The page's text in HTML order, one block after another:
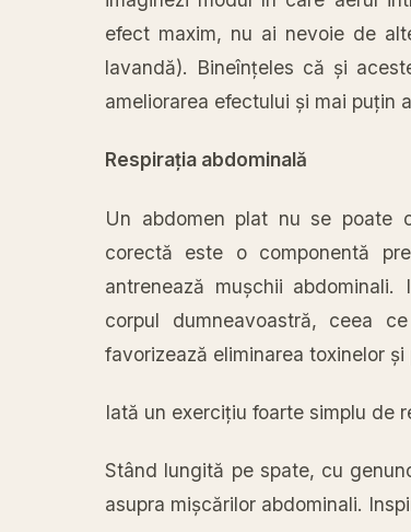
efect maxim, nu ai nevoie de
lavandă). Bineînțeles că și
ameliorarea efectului și mai puțin
Respirația abdominală
Un abdomen plat nu se poate
corectă este o componentă
antrenează mușchii abdominali.
corpul dumneavoastră, ceea
favorizează eliminarea toxinelor și
Iată un exercițiu foarte simplu de
Stând lungită pe spate, cu
asupra mișcărilor abdominali.